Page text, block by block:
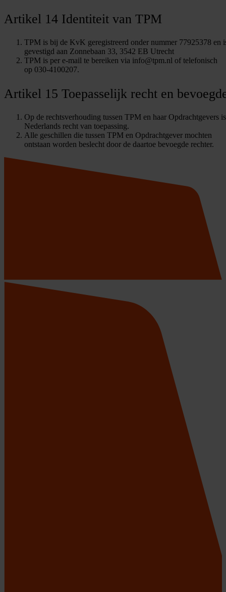
Artikel 14 Identiteit van TPM
TPM is bij de KvK geregistreerd onder nummer 77925378 en
gevestigd aan Zonnebaan 33, 3542 EB Utrecht
TPM is per e-mail te bereiken via info@tpm.nl of telefonisch
op 030-4100207.
Artikel 15 Toepasselijk recht en
Op de rechtsverhouding tussen TPM en haar Opdrachtgevers is
Nederlands recht van toepassing.
Alle geschillen die tussen TPM en Opdrachtgever mochten
ontstaan worden beslecht door de daartoe bevoegde rechter.